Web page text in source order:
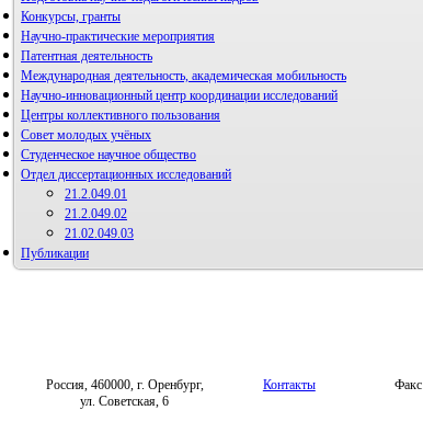
Конкурсы, гранты
Научно-практические мероприятия
Патентная деятельность
Международная деятельность, академическая мобильность
Научно-инновационный центр координации исследований
НИИ микрохирургии и клинической анатомии
Центры коллективного пользования
Совет молодых учёных
Студенческое научное общество
Отдел диссертационных исследований
21.2.049.01
21.2.049.02
21.02.049.03
Публикации
Россия, 460000, г. Оренбург,
ул. Советская, 6
Контакты